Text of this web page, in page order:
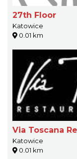
27th Floor
Katowice
0.01 km
Via Toscana
Katowice
0.01 km